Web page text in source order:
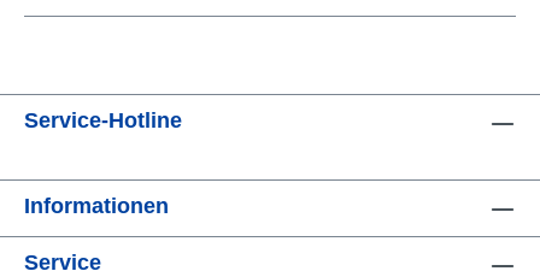
Service-Hotline
Informationen
Service